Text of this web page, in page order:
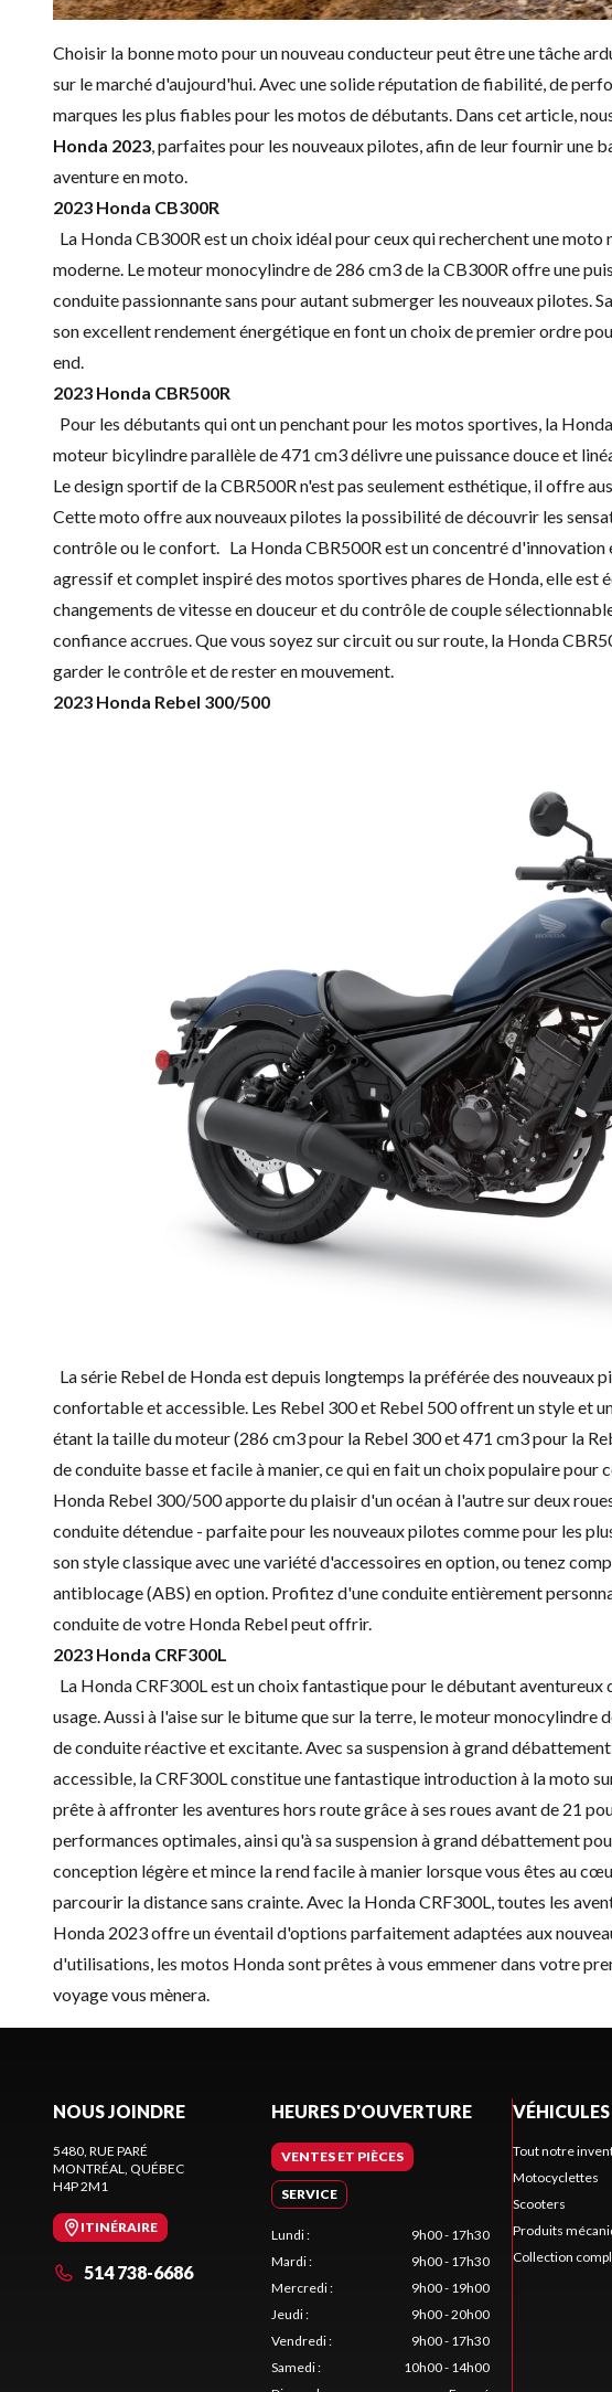
Choisir la bonne moto pour un nouveau conducteur peut être une tâche
sur le marché d'aujourd'hui. Avec une solide réputation de fiabilité, de
marques les plus fiables pour les motos de débutants. Dans cet article,
Honda 2023, parfaites pour les nouveaux pilotes, afin de leur fournir une
aventure en moto.
2023 Honda CB300R
La Honda CB300R est un choix idéal pour ceux qui recherchent une
moderne. Le moteur monocylindre de 286 cm3 de la CB300R offre une
conduite passionnante sans pour autant submerger les nouveaux pilotes.
son excellent rendement énergétique en font un choix de premier ordre
end.
2023 Honda CBR500R
Pour les débutants qui ont un penchant pour les motos sportives, la
moteur bicylindre parallèle de 471 cm3 délivre une puissance douce et
Le design sportif de la CBR500R n'est pas seulement esthétique, il offre
Cette moto offre aux nouveaux pilotes la possibilité de découvrir les
contrôle ou le confort. La Honda CBR500R est un concentré d'innovation
agressif et complet inspiré des motos sportives phares de Honda, elle est
changements de vitesse en douceur et du contrôle de couple
confiance accrues. Que vous soyez sur circuit ou sur route, la Honda
garder le contrôle et de rester en mouvement.
2023 Honda Rebel 300/500
La série Rebel de Honda est depuis longtemps la préférée des nouveaux
confortable et accessible. Les Rebel 300 et Rebel 500 offrent un style et
étant la taille du moteur (286 cm3 pour la Rebel 300 et 471 cm3 pour la
de conduite basse et facile à manier, ce qui en fait un choix populaire
Honda Rebel 300/500 apporte du plaisir d'un océan à l'autre sur deux
conduite détendue - parfaite pour les nouveaux pilotes comme pour les
son style classique avec une variété d'accessoires en option, ou tenez
antiblocage (ABS) en option. Profitez d'une conduite entièrement
conduite de votre Honda Rebel peut offrir.
2023 Honda CRF300L
La Honda CRF300L est un choix fantastique pour le débutant
usage. Aussi à l'aise sur le bitume que sur la terre, le moteur monocylindre
de conduite réactive et excitante. Avec sa suspension à grand
accessible, la CRF300L constitue une fantastique introduction à la moto
prête à affronter les aventures hors route grâce à ses roues avant de 21
performances optimales, ainsi qu'à sa suspension à grand débattement
conception légère et mince la rend facile à manier lorsque vous êtes au
parcourir la distance sans crainte. Avec la Honda CRF300L, toutes les
Honda 2023 offre un éventail d'options parfaitement adaptées aux
d'utilisations, les motos Honda sont prêtes à vous emmener dans votre
voyage vous mènera.
NOUS JOINDRE
5480, RUE PARÉ
MONTRÉAL
, QUÉBEC
H4P 2M1
ITINÉRAIRE
514 738-6686
HEURES D'OUVERTURE
VENTES ET PIÈCES
SERVICE
Lundi:
9h00 - 17h30
Mardi:
9h00 - 17h30
Mercredi:
9h00 - 19h00
Jeudi:
9h00 - 20h00
Vendredi:
9h00 - 17h30
Samedi:
10h00 - 14h00
Tout notre
Motocyclettes
Scooters
Produits
Collection